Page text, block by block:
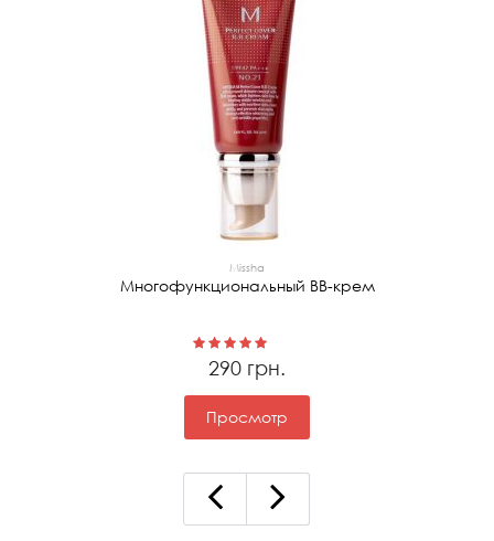
Missha
Многофункциональный ВВ-крем
290 грн.
Просмотр